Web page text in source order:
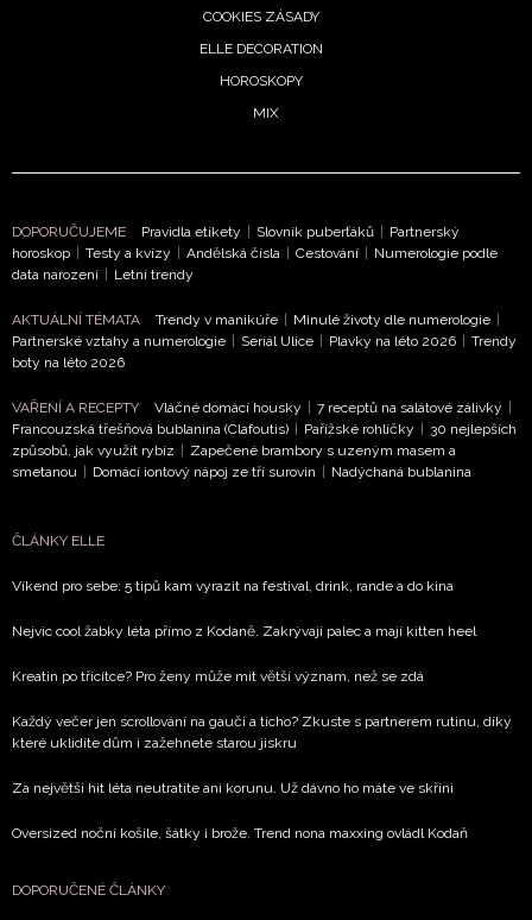
NEWSLETTER
Přihlášením k newsletteru souhlasíte s
potvrzujete, že jste se seznámili seZásadami
ochrany soukromí - BurdaMedia Extra s.r.o. bude s
Vašimi údaji pracovat zejména k organizaci a
Chcete navíc dostávat i další zajímavé a exkluzivní
zpracováním údajů k tomuto účelu podleZásad ochrany
COOKIES ZÁSADY
ELLE DECORATION
HOROSKOPY
MIX
DOPORUČUJEME Pravidla etikety | Slovník puberťáků | Partnerský
horoskop | Testy a kvízy | Andělská čísla | Cestování | Numerologie podle
data narození | Letní trendy
AKTUÁLNÍ TÉMATA Trendy v manikúře | Minulé životy dle numerologie |
Partnerské vztahy a numerologie | Seriál Ulice | Plavky na léto 2026 | Trendy
boty na léto 2026
VAŘENÍ A RECEPTY Vláčné domácí housky | 7 receptů na salátové zálivky |
Francouzská třešňová bublanina (Clafoutis) | Pařížské rohlíčky | 30 nejlepších
způsobů, jak využít rybíz | Zapečené brambory s uzeným masem a
smetanou | Domácí iontový nápoj ze tří surovin | Nadýchaná bublanina
ČLÁNKY ELLE
Víkend pro sebe: 5 tipů kam vyrazit na festival, drink, rande a do kina
Nejvíc cool žabky léta přímo z Kodaně. Zakrývají palec a mají kitten heel
Kreatin po třicítce? Pro ženy může mít větší význam, než se zdá
Každý večer jen scrollování na gauči a ticho? Zkuste s partnerem rutinu, díky
které uklidíte dům i zažehnete starou jiskru
Za největší hit léta neutratíte ani korunu. Už dávno ho máte ve skříni
Oversized noční košile, šátky i brože. Trend nona maxxing ovládl Kodaň
DOPORUČENÉ ČLÁNKY